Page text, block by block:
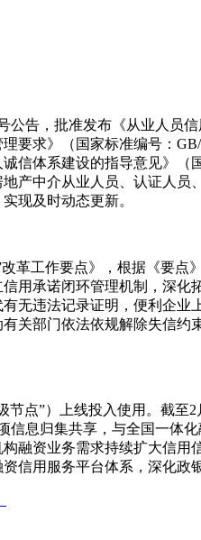
，批准发布《从业人员信
求》（国家标准编号：
信体系建设的指导意见》
产中介从业人员、认证人
现及时动态更新。
工作要点》，根据《要点
用承诺闭环管理机制，深
无违法记录证明，便利企
关部门依法依规解除失信
”）上线投入使用。截至
息归集共享，与全国一体
融资业务需求持续扩大信
用服务平台体系，深化政